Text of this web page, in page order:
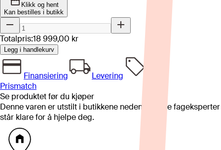
Klikk og hent
Kan bestilles i butikk
Totalpris:18 999,00 kr
Legg i handlekurv
Finansiering
Levering
Prismatch
Se produktet før du kjøper
Denne varen er utstilt i butikkene nedenfor. Våre fageksperter
står klare for å hjelpe deg.